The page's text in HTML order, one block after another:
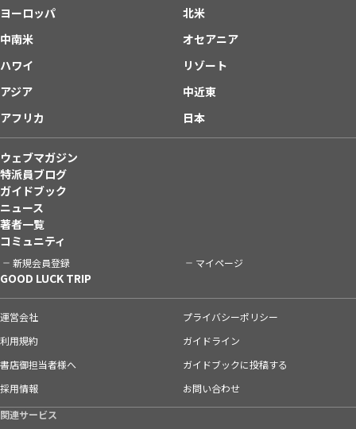
ヨーロッパ
北米
中南米
オセアニア
ハワイ
リゾート
アジア
中近東
アフリカ
日本
ウェブマガジン
特派員ブログ
ガイドブック
ニュース
著者一覧
コミュニティ
新規会員登録 マイページ
GOOD LUCK TRIP
運営会社
プライバシーポリシー
利用規約
ガイドライン
書店御担当者様へ
ガイドブックに投稿する
採用情報
お問い合わせ
関連サービス